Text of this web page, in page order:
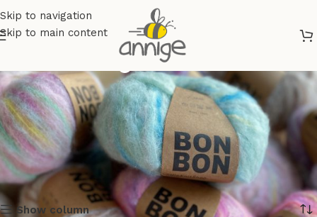
Skip to navigation
Skip to main content
Blokkere og målere
Show column